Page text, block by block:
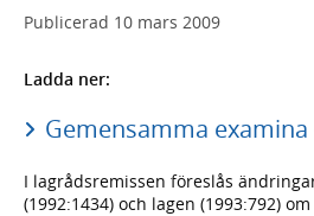
sökförslag
Publicerad 10 mars 2009
Ladda ner:
Gemensamma examina
I lagrådsremissen föreslås
(1992:1434) och lagen (1993:792)